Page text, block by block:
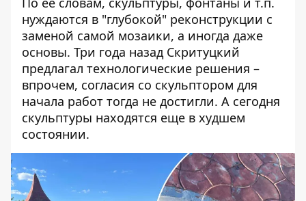
нуждаются в "глубокой" реконструкции с
заменой самой мозаики, а иногда даже
основы. Три года назад Скритуцкий
предлагал технологические решения –
впрочем, согласия со скульптором для
начала работ тогда не достигли. А сегодня
скульптуры находятся еще в худшем
состоянии.